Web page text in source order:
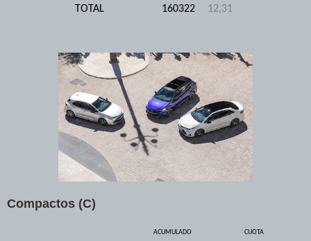
TOTAL
160322 12,31
Compactos (C)
ACUMULADO
CUOTA